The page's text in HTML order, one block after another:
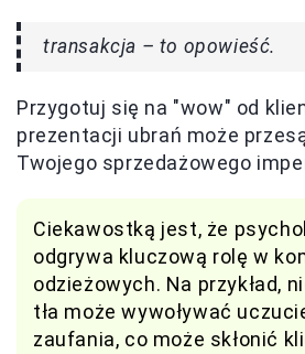
transakcja – to opowieść.
Przygotuj się na "wow" od
prezentacji ubrań może
Twojego sprzedażowego
Ciekawostką jest, że
odgrywa kluczową rolę w
odzieżowych. Na przykład,
tła może wywoływać
zaufania, co może skłonić